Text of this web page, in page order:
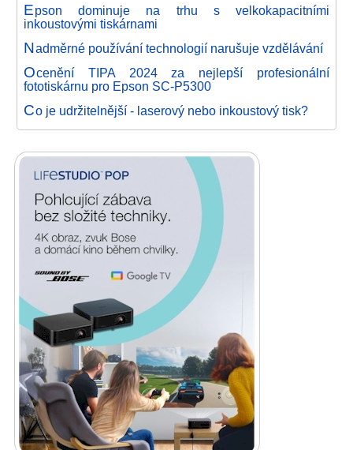
Epson dominuje na trhu s velkokapacitními
inkoustovými tiskárnami
Nadměrné používání technologií narušuje vzdělávání
Ocenění TIPA 2024 za nejlepší profesionální
fototiskárnu pro Epson SC-P5300
Co je udržitelnější - laserový nebo inkoustový tisk?